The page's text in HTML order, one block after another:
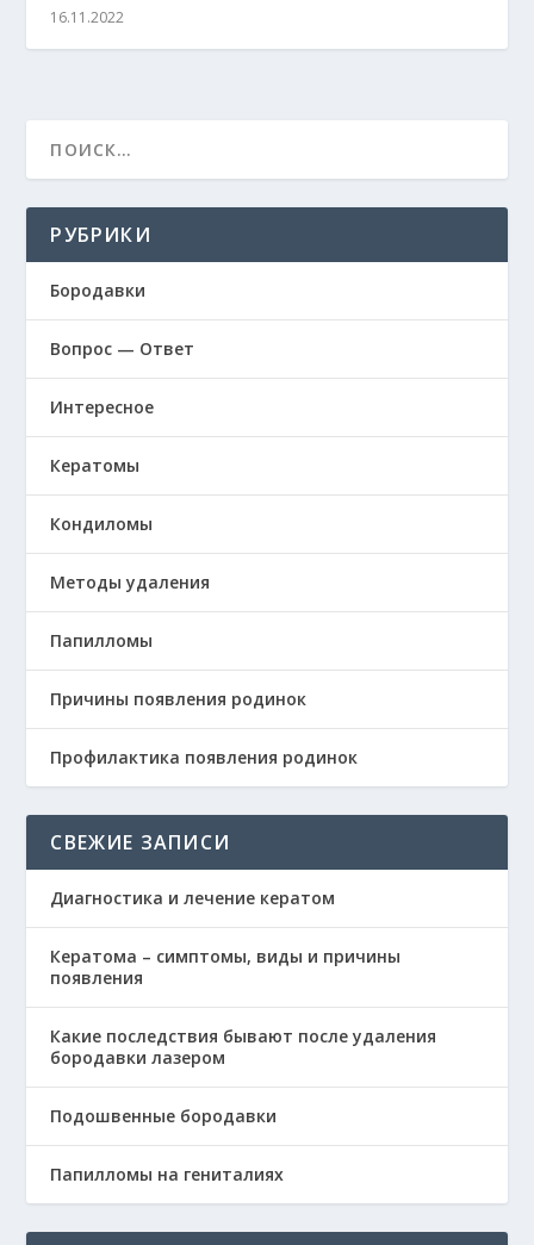
16.11.2022
РУБРИКИ
Бородавки
Вопрос — Ответ
Интересное
Кератомы
Кондиломы
Методы удаления
Папилломы
Причины появления родинок
Профилактика появления родинок
СВЕЖИЕ ЗАПИСИ
Диагностика и лечение кератом
Кератома – симптомы, виды и причины
появления
Какие последствия бывают после удаления
бородавки лазером
Подошвенные бородавки
Папилломы на гениталиях